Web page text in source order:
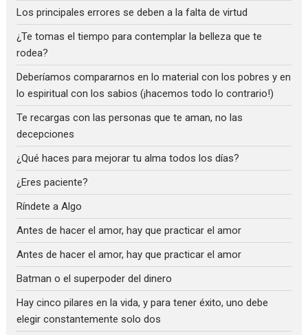
Los principales errores se deben a la falta de virtud
¿Te tomas el tiempo para contemplar la belleza que te
rodea?
Deberíamos compararnos en lo material con los pobres y en
lo espiritual con los sabios (¡hacemos todo lo contrario!)
Te recargas con las personas que te aman, no las
decepciones
¿Qué haces para mejorar tu alma todos los días?
¿Eres paciente?
Ríndete a Algo
Antes de hacer el amor, hay que practicar el amor
Antes de hacer el amor, hay que practicar el amor
Batman o el superpoder del dinero
Hay cinco pilares en la vida, y para tener éxito, uno debe
elegir constantemente solo dos